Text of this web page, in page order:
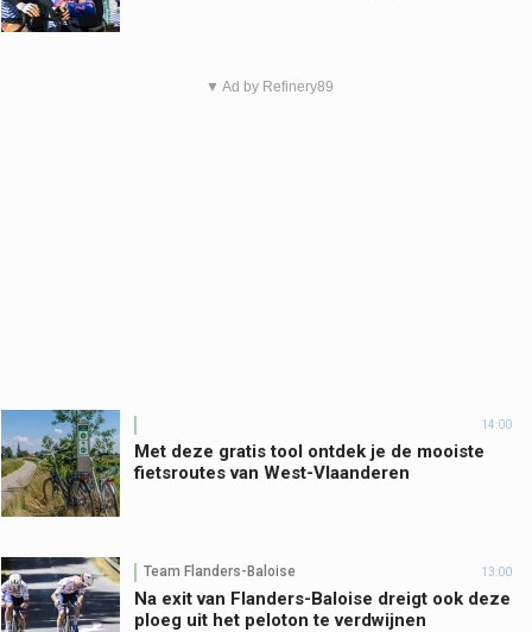
▼ Ad by Refinery89
14:00
Met deze gratis tool ontdek je de mooiste
fietsroutes van West-Vlaanderen
Team Flanders-Baloise 13:00
Na exit van Flanders-Baloise dreigt ook deze
ploeg uit het peloton te verdwijnen